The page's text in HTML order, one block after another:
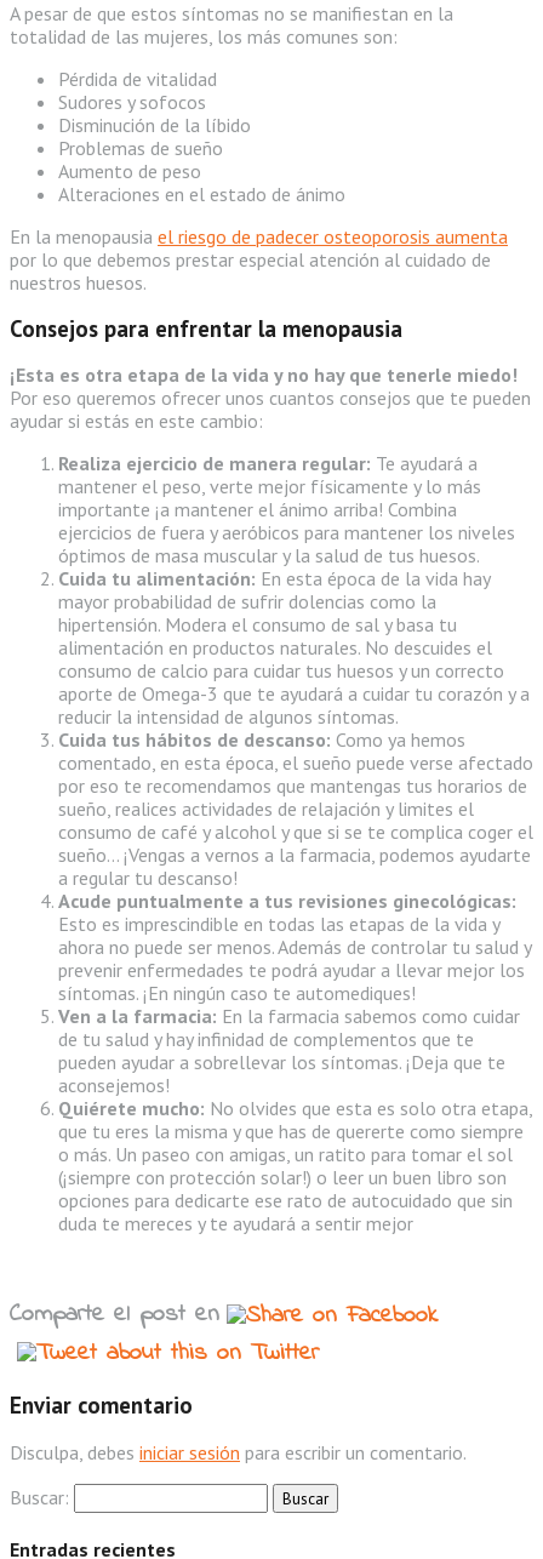
A pesar de que estos síntomas no se manifiestan en la
totalidad de las mujeres, los más comunes son:
Pérdida de vitalidad
Sudores y sofocos
Disminución de la líbido
Problemas de sueño
Aumento de peso
Alteraciones en el estado de ánimo
En la menopausia el riesgo de padecer osteoporosis aumenta
por lo que debemos prestar especial atención al cuidado de
nuestros huesos.
Consejos para enfrentar la menopausia
¡Esta es otra etapa de la vida y no hay que tenerle miedo!
Por eso queremos ofrecer unos cuantos consejos que te pueden
ayudar si estás en este cambio:
Realiza ejercicio de manera regular: Te ayudará a
mantener el peso, verte mejor físicamente y lo más
importante ¡a mantener el ánimo arriba! Combina
ejercicios de fuera y aeróbicos para mantener los niveles
óptimos de masa muscular y la salud de tus huesos.
Cuida tu alimentación: En esta época de la vida hay
mayor probabilidad de sufrir dolencias como la
hipertensión. Modera el consumo de sal y basa tu
alimentación en productos naturales. No descuides el
consumo de calcio para cuidar tus huesos y un correcto
aporte de Omega-3 que te ayudará a cuidar tu corazón y a
reducir la intensidad de algunos síntomas.
Cuida tus hábitos de descanso: Como ya hemos
comentado, en esta época, el sueño puede verse afectado
por eso te recomendamos que mantengas tus horarios de
sueño, realices actividades de relajación y limites el
consumo de café y alcohol y que si se te complica coger el
sueño… ¡Vengas a vernos a la farmacia, podemos ayudarte
a regular tu descanso!
Acude puntualmente a tus revisiones ginecológicas:
Esto es imprescindible en todas las etapas de la vida y
ahora no puede ser menos. Además de controlar tu salud y
prevenir enfermedades te podrá ayudar a llevar mejor los
síntomas. ¡En ningún caso te automediques!
Ven a la farmacia: En la farmacia sabemos como cuidar
de tu salud y hay infinidad de complementos que te
pueden ayudar a sobrellevar los síntomas. ¡Deja que te
aconsejemos!
Quiérete mucho: No olvides que esta es solo otra etapa,
que tu eres la misma y que has de quererte como siempre
o más. Un paseo con amigas, un ratito para tomar el sol
(¡siempre con protección solar!) o leer un buen libro son
opciones para dedicarte ese rato de autocuidado que sin
duda te mereces y te ayudará a sentir mejor
Comparte el post en
Enviar comentario
Disculpa, debes iniciar sesión para escribir un comentario.
Buscar:
Entradas recientes